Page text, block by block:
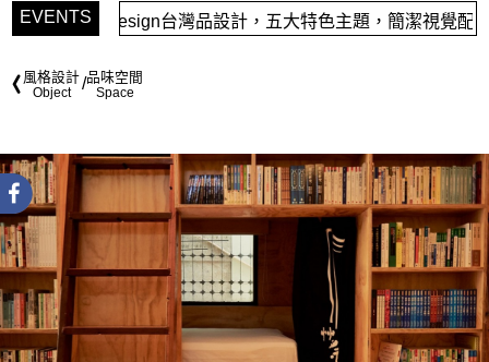
EVENTS
品設計，五大特色主題，簡潔視覺配色，帶給你最舒適的閱
風格設計
Object
品味空間
Space